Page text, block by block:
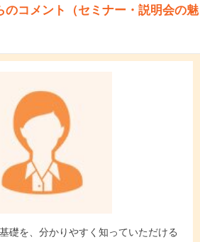
のコメント（セミナー・説明会の魅
礎を、分かりやすく知っていただける